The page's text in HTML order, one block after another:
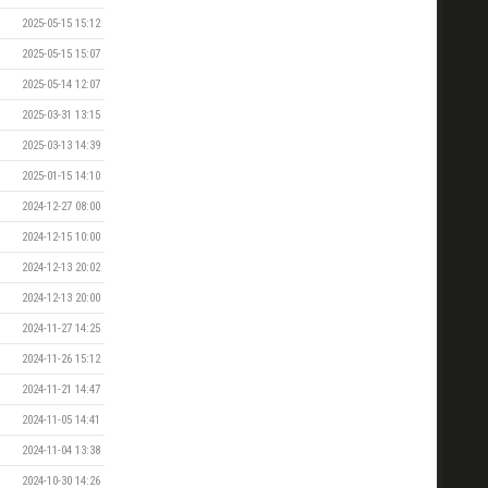
2025-05-15 15:12
2025-05-15 15:07
2025-05-14 12:07
2025-03-31 13:15
2025-03-13 14:39
2025-01-15 14:10
2024-12-27 08:00
2024-12-15 10:00
2024-12-13 20:02
2024-12-13 20:00
2024-11-27 14:25
2024-11-26 15:12
2024-11-21 14:47
2024-11-05 14:41
2024-11-04 13:38
2024-10-30 14:26